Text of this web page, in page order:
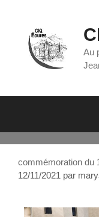
Au
commémoration du
12/11/2021 par